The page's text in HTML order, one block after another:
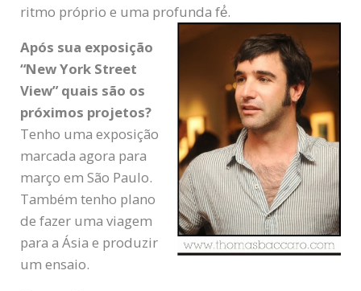
ritmo próprio e uma profunda fé́.
Após sua exposição
“New York Street
View” quais são os
próximos projetos?
Tenho uma exposição
marcada agora para
março em São Paulo.
Também tenho plano
de fazer uma viagem
para a Ásia e produzir
um ensaio.